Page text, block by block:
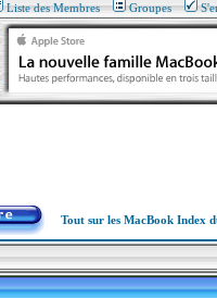
Liste des Membres Groupes
Tout sur les MacBook Index